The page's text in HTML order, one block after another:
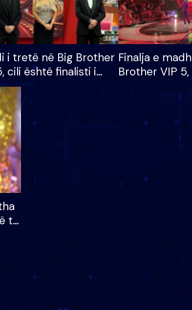
i tretë në Big Brother
cili është finalisti i
që lë shtëpinë
Finalja e
Brother VIP
banori i parë
dhe humb
të fituar
të